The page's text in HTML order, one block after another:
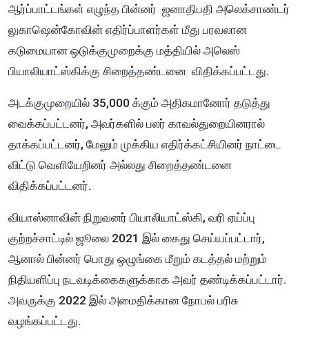
ஆர்ப்பாட்டங்கள் எழுந்த பின்னர் ஜனாதிபதி அலெக்சாண்டர்
லுகாஷென்கோவின் எதிர்ப்பாளர்கள் மீது பரவலான
கடுமையான ஒடுக்குமுறைக்கு மத்தியில் அலெஸ்
பியாலியாட்ஸ்கிக்கு சிறைத்தண்டனை விதிக்கப்பட்டது.
அடக்குமுறையில் 35,000 க்கும் அதிகமானோர் தடுத்து
வைக்கப்பட்டனர், அவர்களில் பலர் காவல்துறையினரால்
தாக்கப்பட்டனர், மேலும் முக்கிய எதிர்க்கட்சியினர் நாட்டை
விட்டு வெளியேறினர் அல்லது சிறைத்தண்டனை
விதிக்கப்பட்டனர்.
வியாஸ்னாவின் நிறுவனர் பியாலியாட்ஸ்கி, வரி ஏய்ப்பு
குற்றச்சாட்டில் ஜூலை 2021 இல் கைது செய்யப்பட்டார்,
ஆனால் பின்னர் பொது ஒழுங்கை மீறும் கடத்தல் மற்றும்
நிதியளிப்பு நடவடிக்கைகளுக்காக அவர் தண்டிக்கப்பட்டார்.
அவருக்கு 2022 இல் அமைதிக்கான நோபல் பரிசு
வழங்கப்பட்டது.